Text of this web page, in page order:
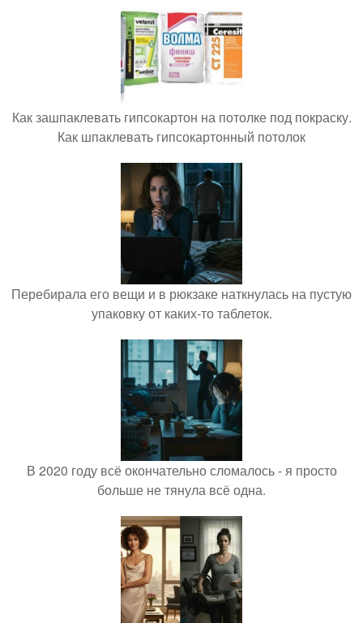
Как зашпаклевать гипсокартон на потолке под покраску.
Как шпаклевать гипсокартонный потолок
Перебирала его вещи и в рюкзаке наткнулась на пустую
упаковку от каких-то таблеток.
В 2020 году всё окончательно сломалось - я просто
больше не тянула всё одна.